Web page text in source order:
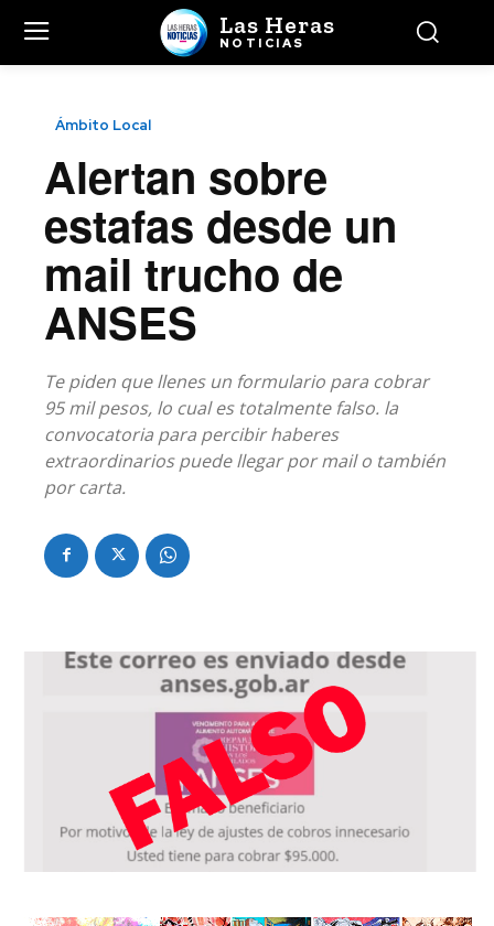
Las Heras
NOTICIAS
Ámbito Local
Alertan sobre
estafas desde un
mail trucho de
ANSES
Te piden que llenes un formulario para cobrar
95 mil pesos, lo cual es totalmente falso. la
convocatoria para percibir haberes
extraordinarios puede llegar por mail o también
por carta.